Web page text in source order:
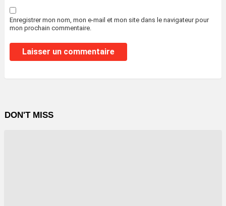
Enregistrer mon nom, mon e-mail et mon site dans le navigateur pour
mon prochain commentaire.
DON'T MISS